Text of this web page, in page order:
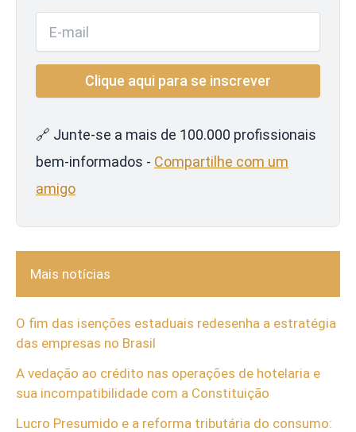
🔗 Junte-se a mais de 100.000 profissionais
bem-informados - Compartilhe com um
amigo
Mais notícias
O fim das isenções estaduais redesenha a estratégia
das empresas no Brasil
A vedação ao crédito nas operações de hotelaria e
sua incompatibilidade com a Constituição
Lucro Presumido e a reforma tributária do consumo: